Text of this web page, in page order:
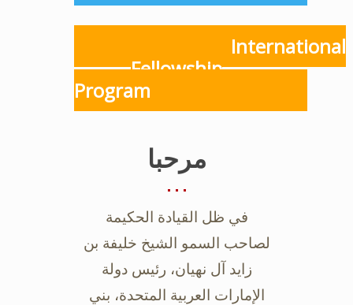
International
Fellowship
Program
مرحبا
في ظل القيادة الحكيمة
لصاحب السمو الشيخ خليفة بن
زايد آل نهيان، رئيس دولة
‏الإمارات العربية المتحدة، بني